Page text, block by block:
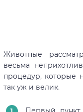
Животные
весьма
процедур, которые
так уж и велик.